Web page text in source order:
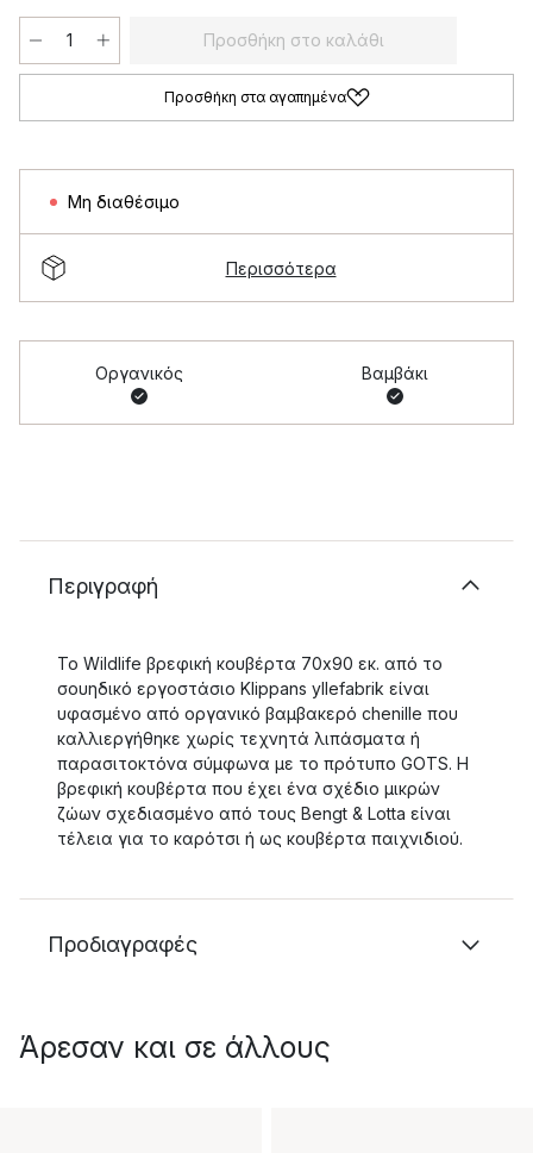
Προσθήκη στο καλάθι
Προσθήκη στα αγαπημένα
Μη διαθέσιμο
Περισσότερα
Οργανικός Βαμβάκι
Περιγραφή
Το Wildlife βρεφική κουβέρτα 70x90 εκ. από το
σουηδικό εργοστάσιο Klippans yllefabrik είναι
υφασμένο από οργανικό βαμβακερό chenille που
καλλιεργήθηκε χωρίς τεχνητά λιπάσματα ή
παρασιτοκτόνα σύμφωνα με το πρότυπο GOTS. Η
βρεφική κουβέρτα που έχει ένα σχέδιο μικρών
ζώων σχεδιασμένο από τους Bengt & Lotta είναι
τέλεια για το καρότσι ή ως κουβέρτα παιχνιδιού.
Προδιαγραφές
Άρεσαν και σε άλλους